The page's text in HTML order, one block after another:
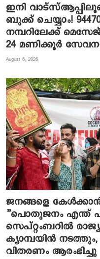
ഇനി വാട്‌സ്ആപ്പിലൂടെ
ബുക്ക് ചെയ്യാം!
നമ്പറിലേക്ക്
24 മണിക്കൂർ
August 6, 2026
ജനങ്ങളെ കേൾക്കാൻ
”പൊതുജനം എന്ത്
സെപ്റ്റംബറിൽ
ക്യാമ്പയിൻ
വിതരണം ആരംഭിച്ചു